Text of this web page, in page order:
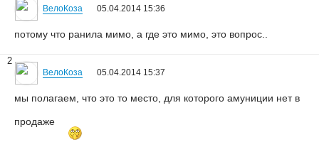
ВелоКоза 05.04.2014 15:36
потому что ранила мимо, а где это мимо, это вопрос..
2
ВелоКоза 05.04.2014 15:37
мы полагаем, что это то место, для которого амуниции нет в
продаже